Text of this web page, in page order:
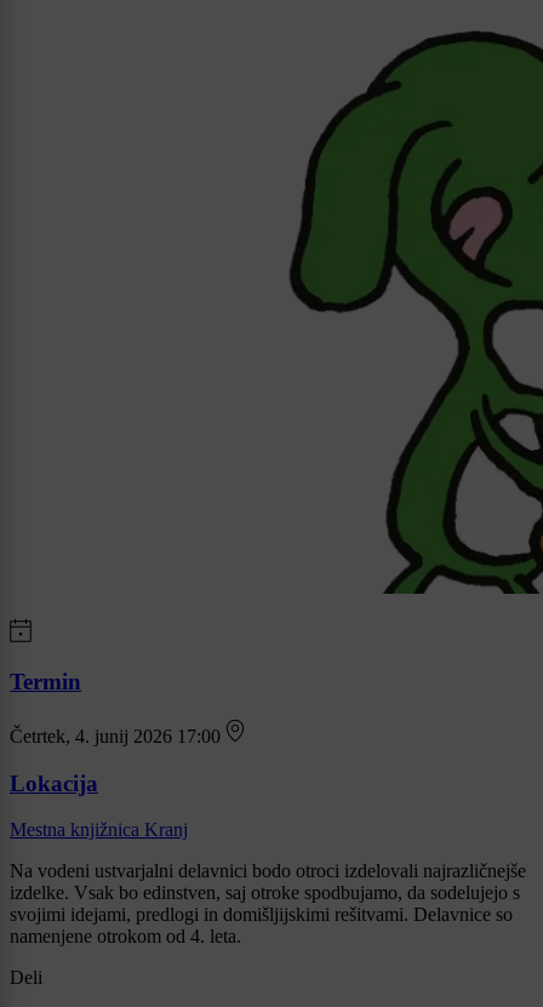
Termin
Četrtek, 4. junij 2026 17:00
Lokacija
Mestna knjižnica Kranj
Na vodeni ustvarjalni delavnici bodo otroci izdelovali najrazličnejše
izdelke. Vsak bo edinstven, saj otroke spodbujamo, da sodelujejo s
svojimi idejami, predlogi in domišljijskimi rešitvami. Delavnice so
namenjene otrokom od 4. leta.
Deli